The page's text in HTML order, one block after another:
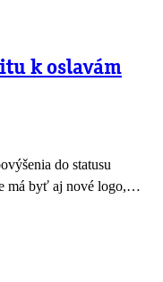
k oslavám
do statusu
má byť aj nové logo,…